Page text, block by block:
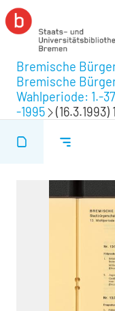
Bremische
Bremische
Wahlperiode: 1.-
-1995